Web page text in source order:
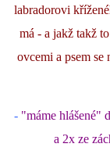
labradorovi
má - a jakž takž
ovcemi a psem
- "máme hlášené"
a 2x ze